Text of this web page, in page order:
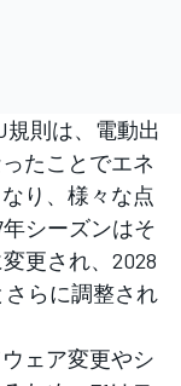
則は、電動出
たことでエネ
り、様々な点
シーズンはそ
更され、2028
らに調整され
ェア変更やシ